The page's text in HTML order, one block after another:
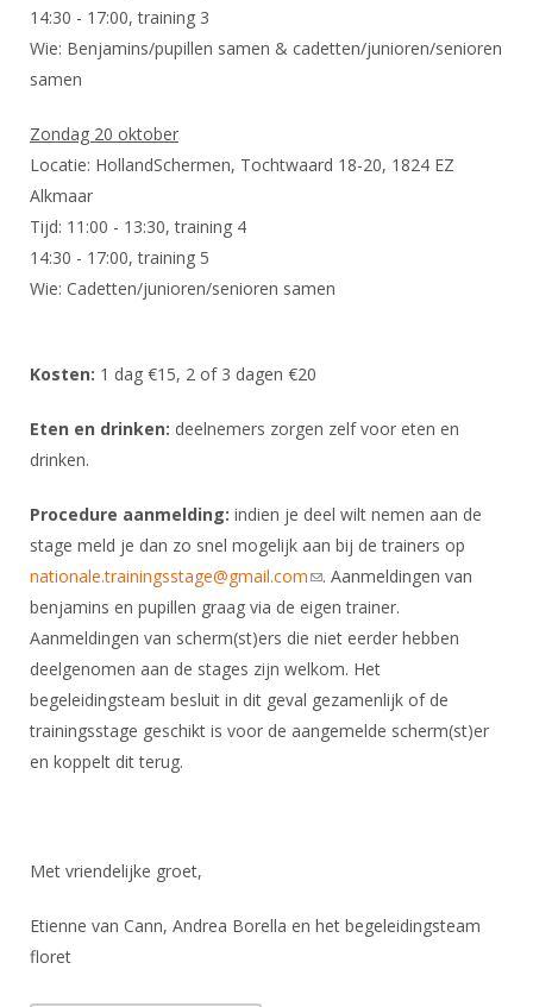
Witte Vlekkenplan
Oprichting Vereniging
Aanvragen van scheidsrechters
Verwerk wedstrijduitslagen
NK organiseren
Promotie en logo
Infotheek
ALV
14:30 - 17:00, training 3
Wie: Benjamins/pupillen samen & cadetten/junioren/senioren
samen
Zondag 20 oktober
Locatie: HollandSchermen, Tochtwaard 18-20, 1824 EZ
Alkmaar
Tijd: 11:00 - 13:30, training 4
14:30 - 17:00, training 5
Wie: Cadetten/junioren/senioren samen
Kosten: 1 dag €15, 2 of 3 dagen €20
Eten en drinken: deelnemers zorgen zelf voor eten en
drinken.
Procedure aanmelding: indien je deel wilt nemen aan de
stage meld je dan zo snel mogelijk aan bij de trainers op
nationale.trainingsstage@gmail.com(link sends e-mail)
. Aanmeldingen van
benjamins en pupillen graag via de eigen trainer.
Aanmeldingen van scherm(st)ers die niet eerder hebben
deelgenomen aan de stages zijn welkom. Het
begeleidingsteam besluit in dit geval gezamenlijk of de
trainingsstage geschikt is voor de aangemelde scherm(st)er
en koppelt dit terug.
Met vriendelijke groet,
Etienne van Cann, Andrea Borella en het begeleidingsteam
floret